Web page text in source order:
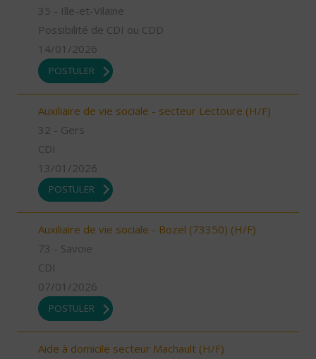
35 - Ille-et-Vilaine
Possibilité de CDI ou CDD
14/01/2026
POSTULER
Auxiliaire de vie sociale - secteur Lectoure (H/F)
32 - Gers
CDI
13/01/2026
POSTULER
Auxiliaire de vie sociale - Bozel (73350) (H/F)
73 - Savoie
CDI
07/01/2026
POSTULER
Aide à domicile secteur Machault (H/F)